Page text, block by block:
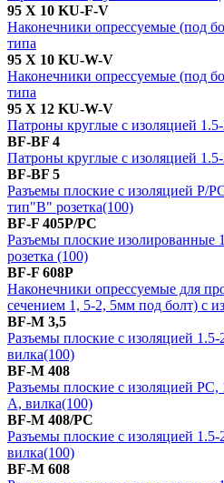
95 X 10 KU-F-V
Наконечники опрессуемые (под
типа
95 X 10 KU-W-V
Наконечники опрессуемые (под
типа
95 X 12 KU-W-V
Патроны круглые с изоляцией
BF-BF 4
Патроны круглые с изоляцией
BF-BF 5
Разъемы плоские с изоляцией P/
тип"B" розетка(100)
BF-F 405P/PC
Разъемы плоские изолированные
розетка (100)
BF-F 608P
Наконечники опрессуемые для
сечением 1, 5-2, 5мм под болт) с
BF-M 3,5
Разъемы плоские с изоляцией
вилка(100)
BF-M 408
Разъемы плоские с изоляцией PC,
А, вилка(100)
BF-M 408/PC
Разъемы плоские с изоляцией
вилка(100)
BF-M 608